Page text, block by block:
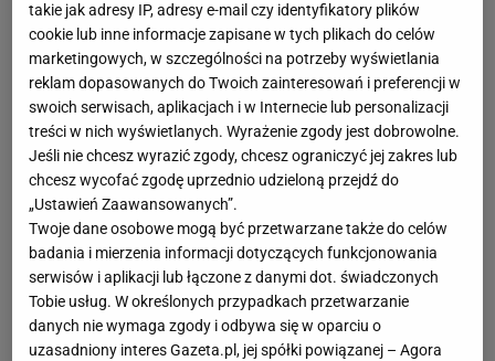
takie jak adresy IP, adresy e-mail czy identyfikatory plików
cookie lub inne informacje zapisane w tych plikach do celów
marketingowych, w szczególności na potrzeby wyświetlania
reklam dopasowanych do Twoich zainteresowań i preferencji w
swoich serwisach, aplikacjach i w Internecie lub personalizacji
treści w nich wyświetlanych. Wyrażenie zgody jest dobrowolne.
Jeśli nie chcesz wyrazić zgody, chcesz ograniczyć jej zakres lub
chcesz wycofać zgodę uprzednio udzieloną przejdź do
„Ustawień Zaawansowanych”.
Twoje dane osobowe mogą być przetwarzane także do celów
badania i mierzenia informacji dotyczących funkcjonowania
serwisów i aplikacji lub łączone z danymi dot. świadczonych
Tobie usług. W określonych przypadkach przetwarzanie
danych nie wymaga zgody i odbywa się w oparciu o
uzasadniony interes Gazeta.pl, jej spółki powiązanej – Agora